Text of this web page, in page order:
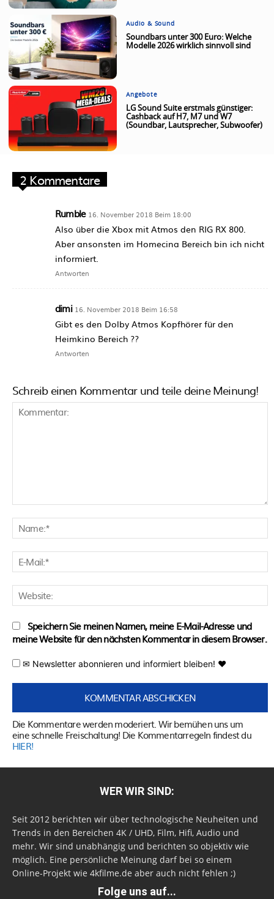
Audio & Sound
Soundbars unter 300 Euro: Welche
Modelle 2026 wirklich sinnvoll sind
Angebote
LG Sound Suite erstmals günstiger:
Cashback auf H7, M7 und W7
(Soundbar, Lautsprecher, Subwoofer)
2 Kommentare
Rumble 16. November 2018 Beim 18:00
Also über die Xbox mit Atmos den RIG RX 800.
Aber ansonsten im Homecina Bereich bin ich nicht
informiert.
Antworten
dimi 16. November 2018 Beim 16:58
Gibt es den Dolby Atmos Kopfhörer für den
Heimkino Bereich ??
Antworten
Schreib einen Kommentar und teile deine Meinung!
Speichern Sie meinen Namen, meine E-Mail-Adresse und
meine Website für den nächsten Kommentar in diesem Browser.
✉ Newsletter abonnieren und informiert bleiben! ♥
Die Kommentare werden moderiert. Wir bemühen uns um
eine schnelle Freischaltung! Die Kommentarregeln findest du
HIER!
WER WIR SIND:
Seit 2012 berichten wir über technologische Neuheiten und
Trends in den Bereichen 4K / UHD, Film, Hifi, Audio und
mehr. Wir sind unabhängig und berichten so objektiv wie
möglich. Eine persönliche Meinung darf bei so einem
Online-Projekt wie 4kfilme.de aber auch nicht fehlen ;)
Folge uns auf...